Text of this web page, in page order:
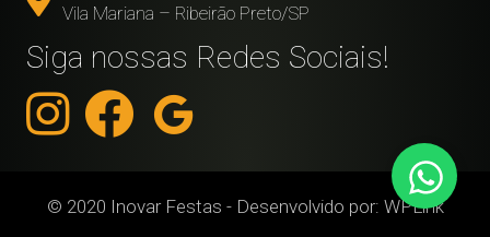
Vila Mariana – Ribeirão Preto/SP
Siga nossas Redes Sociais!
© 2020 Inovar Festas - Desenvolvido por: WPLink